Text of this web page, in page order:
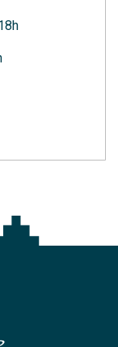
Facebook
page Instagram